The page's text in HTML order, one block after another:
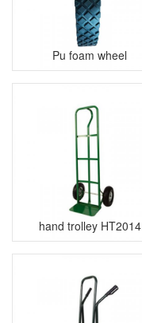
Pu foam wheel
hand trolley HT2014